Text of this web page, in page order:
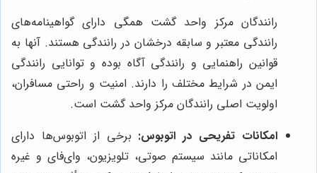
رانندگان مرکز واحد گشت همگی دارای گواهینامه‌های
رانندگی معتبر و سابقه درخشان در رانندگی هستند. آنها به
قوانین راهنمایی و رانندگی آگاه بوده و توانایی رانندگی
ایمن در شرایط مختلف را دارند. امنیت و راحتی مسافران،
اولویت اصلی رانندگان مرکز واحد گشت است.
امکانات تفریحی در اتوبوس: برخی از اتوبوس‌ها دارای
امکاناتی مانند سیستم صوتی، تلویزیون، وای‌فای و غیره